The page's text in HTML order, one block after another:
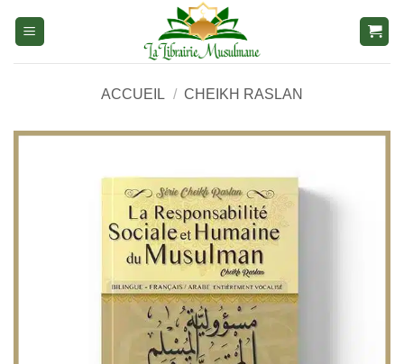
ACCUEIL / CHEIKH RASLAN